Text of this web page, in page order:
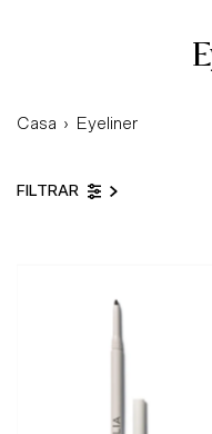
Casa › Eyeliner
FILTRAR